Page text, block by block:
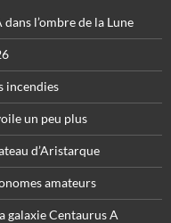
l’ombre de la Lune
incendies
un peu plus
d’Aristarque
amateurs
galaxie Centaurus A